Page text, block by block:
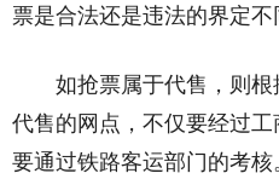
票是合法还是违法的界定不
如抢票属于代售，则根
代售的网点，不仅要经过
要通过铁路客运部门的考核